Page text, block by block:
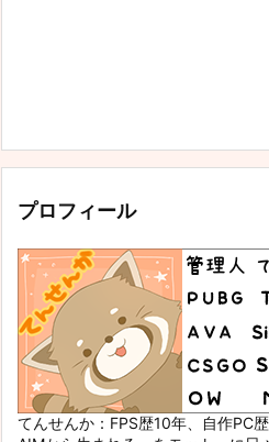
プロフィール
てんせんか：FPS歴10年、自作PC